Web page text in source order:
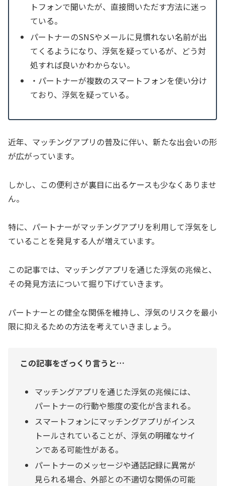
トフォンで聞いたが、直接問いただす方法に迷っ
ている。
パートナーのSNSやメールに見慣れない名前が出
てくるようになり、浮気を疑っているが、どう対
処すれば良いかわからない。
・パートナーが複数のスマートフォンを使い分け
ており、浮気を疑っている。
近年、マッチングアプリの普及に伴い、新たな出会いの形
が広がっています。
しかし、この便利さが裏目に出るケースも少なくありませ
ん。
特に、パートナーがマッチングアプリを利用して浮気をし
ていることを発見する人が増えています。
この記事では、マッチングアプリを通じた浮気の兆候と、
その発見方法について掘り下げていきます。
パートナーとの健全な関係を維持し、浮気のリスクを最小
限に抑えるための方法を考えていきましょう。
この記事をざっくり言うと…
マッチングアプリを通じた浮気の兆候には、
パートナーの行動や態度の変化が含まれる。
スマートフォンにマッチングアプリがインス
トールされていることが、浮気の明確なサイ
ンである可能性がある。
パートナーのメッセージや通話記録に異常が
見られる場合、外部との不適切な関係の可能